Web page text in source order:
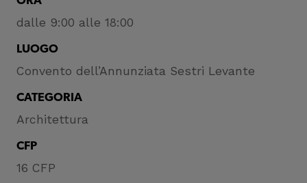
dalle 9:00 alle 18:00
LUOGO
Convento dell’Annunziata Sestri Levante
CATEGORIA
Architettura
CFP
16 CFP